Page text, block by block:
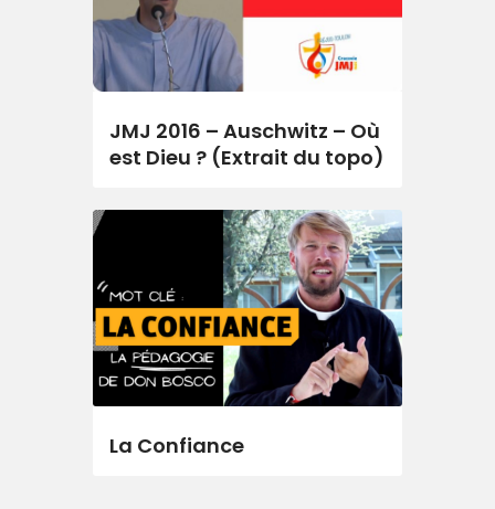
JMJ 2016 – Auschwitz – Où
est Dieu ? (Extrait du topo)
La Confiance